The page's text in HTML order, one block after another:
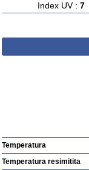
Index UV : 7
Temperatura
Temperatura resimitita